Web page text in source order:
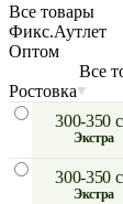
Все товары
Фикс.Аутлет
Оптом
Все
Ростовка
300-350
экстра
300-350
экстра